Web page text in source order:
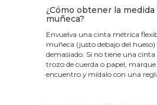
¿Cómo obtener la medida
muñeca?
Envuelva una cinta métrica
muñeca (justo debajo del
demasiado. Si no tiene una
trozo de cuerda o papel,
encuentro y mídalo con una